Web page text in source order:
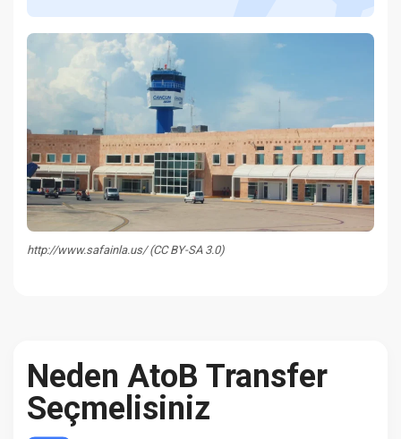
http://www.safainla.us/ (CC BY-SA 3.0)
Neden AtoB Transfer
Seçmelisiniz